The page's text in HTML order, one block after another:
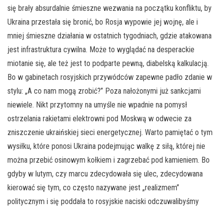
się brały absurdalnie śmieszne wezwania na początku konfliktu, by
Ukraina przestała się bronić, bo Rosja wypowie jej wojnę, ale i
mniej śmieszne działania w ostatnich tygodniach, gdzie atakowana
jest infrastruktura cywilna. Może to wyglądać na desperackie
miotanie się, ale też jest to podparte pewną, diabelską kalkulacją.
Bo w gabinetach rosyjskich przywódców zapewne padło zdanie w
stylu: „A co nam mogą zrobić?” Poza nałożonymi już sankcjami
niewiele. Nikt przytomny na umyśle nie wpadnie na pomysł
ostrzelania rakietami elektrowni pod Moskwą w odwecie za
zniszczenie ukraińskiej sieci energetycznej. Warto pamiętać o tym
wysiłku, które ponosi Ukraina podejmując walkę z siłą, której nie
można przebić osinowym kołkiem i zagrzebać pod kamieniem. Bo
gdyby w lutym, czy marcu zdecydowała się ulec, zdecydowana
kierować się tym, co często nazywane jest „realizmem”
politycznym i się poddała to rosyjskie naciski odczuwalibyśmy